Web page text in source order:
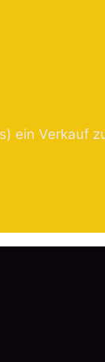
ein Verkauf